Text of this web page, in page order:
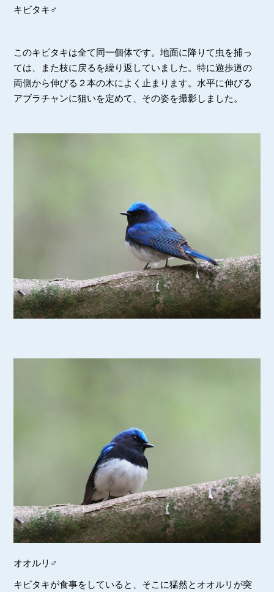
キビタキ♂
このキビタキは全て同一個体です。地面に降りて虫を捕っ
ては、また枝に戻るを繰り返していました。特に遊歩道の
両側から伸びる２本の木によく止まります。水平に伸びる
アブラチャンに狙いを定めて、その姿を撮影しました。
オオルリ♂
キビタキが食事をしていると、そこに猛然とオオルリが突